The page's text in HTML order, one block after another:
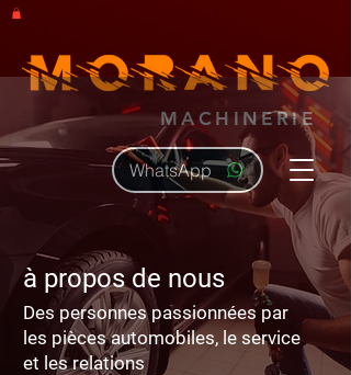
MACHINERIE
WhatsApp
à propos de nous
Des personnes passionnées par
les pièces automobiles, le service
et les relations